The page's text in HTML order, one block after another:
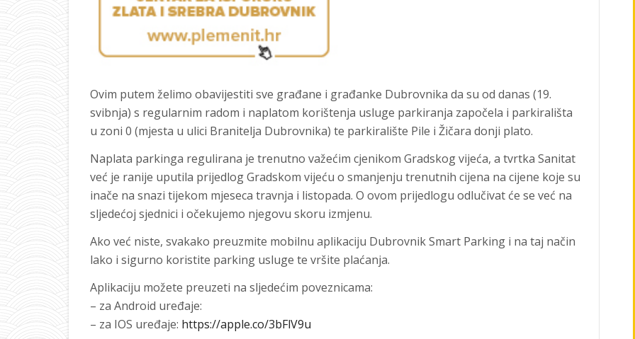
Ovim putem želimo obavijestiti sve građane i građanke Dubrovnika da su od danas (19.
svibnja) s regularnim radom i naplatom korištenja usluge parkiranja započela i parkirališta
u zoni 0 (mjesta u ulici Branitelja Dubrovnika) te parkiralište Pile i Žičara donji plato.
Naplata parkinga regulirana je trenutno važećim cjenikom Gradskog vijeća, a tvrtka Sanitat
već je ranije uputila prijedlog Gradskom vijeću o smanjenju trenutnih cijena na cijene koje su
inače na snazi tijekom mjeseca travnja i listopada. O ovom prijedlogu odlučivat će se već na
sljedećoj sjednici i očekujemo njegovu skoru izmjenu.
Ako već niste, svakako preuzmite mobilnu aplikaciju Dubrovnik Smart Parking i na taj način
lako i sigurno koristite parking usluge te vršite plaćanja.
Aplikaciju možete preuzeti na sljedećim poveznicama:
– za Android uređaje:
– za IOS uređaje: https://apple.co/3bFlV9u